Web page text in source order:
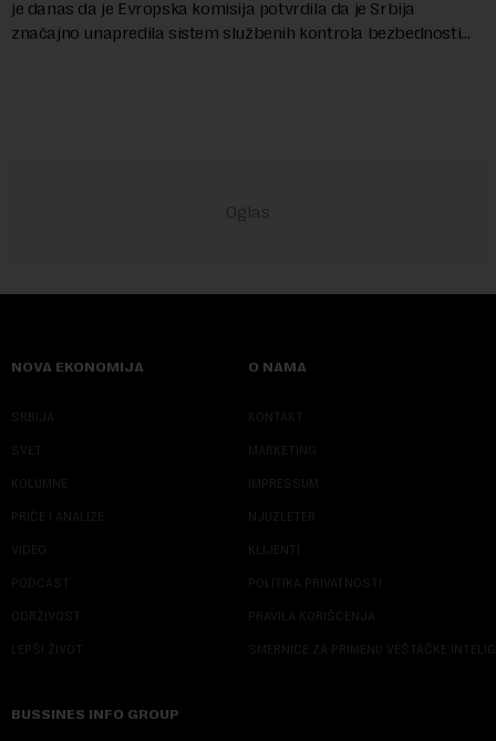
je danas da je Evropska komisija potvrdila da je Srbija
značajno unapredila sistem službenih kontrola bezbednosti
NOVA EKONOMIJA
SRBIJA
SVET
KOLUMNE
PRIČE I ANALIZE
VIDEO
PODCAST
ODRŽIVOST
LEPŠI ŽIVOT
O NAMA
KONTAKT
MARKETING
IMPRESSUM
NJUZLETER
KLIJENTI
POLITIKA PRIVATNOSTI
PRAVILA KORIŠĆENJA
SMERNICE ZA PRIMENU VEŠTAČKE
BUSSINES INFO GROUP